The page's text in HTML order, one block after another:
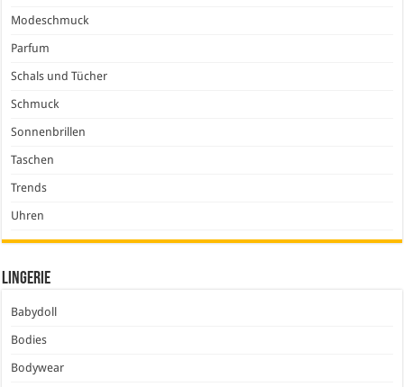
Modeschmuck
Parfum
Schals und Tücher
Schmuck
Sonnenbrillen
Taschen
Trends
Uhren
Lingerie
Babydoll
Bodies
Bodywear